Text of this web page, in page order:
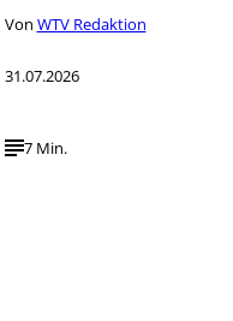
Von WTV Redaktion
31.07.2026
7 Min.